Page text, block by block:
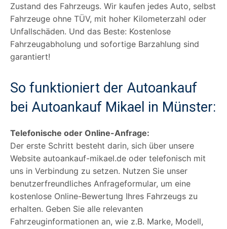
Zustand des Fahrzeugs. Wir kaufen jedes Auto, selbst
Fahrzeuge ohne TÜV, mit hoher Kilometerzahl oder
Unfallschäden. Und das Beste: Kostenlose
Fahrzeugabholung und sofortige Barzahlung sind
garantiert!
So funktioniert der Autoankauf
bei Autoankauf Mikael in Münster:
Telefonische oder Online-Anfrage:
Der erste Schritt besteht darin, sich über unsere
Website autoankauf-mikael.de oder telefonisch mit
uns in Verbindung zu setzen. Nutzen Sie unser
benutzerfreundliches Anfrageformular, um eine
kostenlose Online-Bewertung Ihres Fahrzeugs zu
erhalten. Geben Sie alle relevanten
Fahrzeuginformationen an, wie z.B. Marke, Modell,